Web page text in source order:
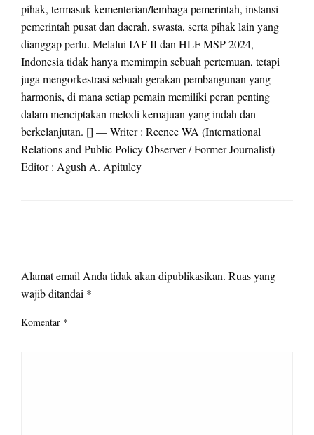
pihak, termasuk kementerian/lembaga pemerintah, instansi
pemerintah pusat dan daerah, swasta, serta pihak lain yang
dianggap perlu. Melalui IAF II dan HLF MSP 2024,
Indonesia tidak hanya memimpin sebuah pertemuan, tetapi
juga mengorkestrasi sebuah gerakan pembangunan yang
harmonis, di mana setiap pemain memiliki peran penting
dalam menciptakan melodi kemajuan yang indah dan
berkelanjutan. [] — Writer : Reenee WA (International
Relations and Public Policy Observer / Former Journalist)
Editor : Agush A. Apituley
Alamat email Anda tidak akan dipublikasikan. Ruas yang
wajib ditandai *
Komentar *